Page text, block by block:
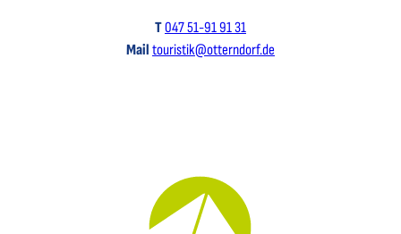
T047 51-91 91 31
Mail touristik@otterndorf.de